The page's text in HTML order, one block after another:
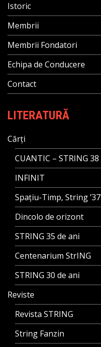
Istoric
Membrii
Membrii Fondatori
Echipa de Conducere
Contact
LITERATURĂ
Cărți
CUANTIC – STRING 38
INFINIT
Spațiu-Timp, String ’37
Dincolo de orizont
STRING 35 de ani
Centenarium StrING
STRING 30 de ani
Reviste
Revista STRING
String Fanzin